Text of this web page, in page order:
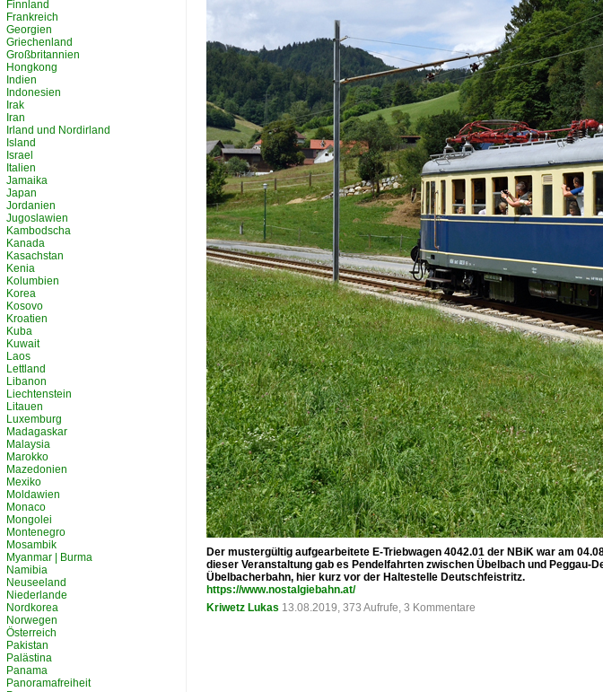
Der mustergültig aufgearbeitete E-Triebwagen 4042.01 der NBiK war am
dieser Veranstaltung gab es Pendelfahrten zwischen Übelbach und
Übelbacherbahn, hier kurz vor der Haltestelle Deutschfeistritz.
https://www.nostalgiebahn.at/
Kriwetz Lukas 13.08.2019, 373 Aufrufe, 3 Kommentare
Finnland
Frankreich
Georgien
Griechenland
Großbritannien
Hongkong
Indien
Indonesien
Irak
Iran
Irland und Nordirland
Island
Israel
Italien
Jamaika
Japan
Jordanien
Jugoslawien
Kambodscha
Kanada
Kasachstan
Kenia
Kolumbien
Korea
Kosovo
Kroatien
Kuba
Kuwait
Laos
Lettland
Libanon
Liechtenstein
Litauen
Luxemburg
Madagaskar
Malaysia
Marokko
Mazedonien
Mexiko
Moldawien
Monaco
Mongolei
Montenegro
Mosambik
Myanmar | Burma
Namibia
Neuseeland
Niederlande
Nordkorea
Norwegen
Österreich
Pakistan
Palästina
Panama
Panoramafreiheit